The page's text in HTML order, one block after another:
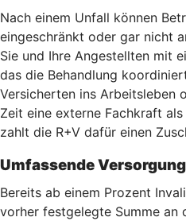
Nach einem Unfall können
eingeschränkt oder gar nicht
Sie und Ihre Angestellten mit
das die Behandlung
Versicherten ins Arbeitsleben
Zeit eine externe Fachkraft
zahlt die R+V dafür einen
Umfassende
Bereits ab einem Prozent
vorher festgelegte Summe an